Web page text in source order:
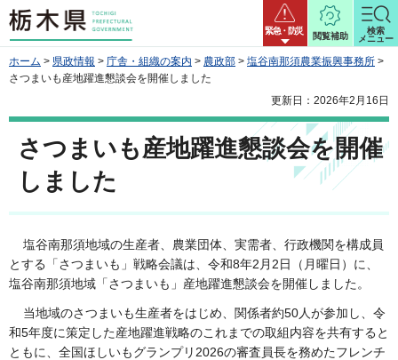
栃木県 緊急・防災
閲覧補助
検索
メニュー
ホーム > 県政情報 > 庁舎・組織の案内 > 農政部 > 塩谷南那須農業振興事務所 >
さつまいも産地躍進懇談会を開催しました
更新日：2026年2月16日
さつまいも産地躍進懇談会を開催
しました
塩谷南那須地域の生産者、農業団体、実需者、行政機関を構成員
とする「さつまいも」戦略会議は、令和8年2月2日（月曜日）に、
塩谷南那須地域「さつまいも」産地躍進懇談会を開催しました。
当地域のさつまいも生産者をはじめ、関係者約50人が参加し、令
和5年度に策定した産地躍進戦略のこれまでの取組内容を共有すると
ともに、全国ほしいもグランプリ2026の審査員長を務めたフレンチ